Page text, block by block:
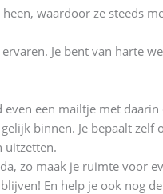
waardoor ze steeds
Je bent van harte
een mailtje met
binnen. Je bepaalt
uitzetten.
zo maak je ruimte voor
En help je ook nog